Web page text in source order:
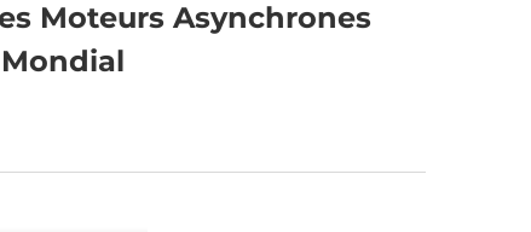
Moteurs Asynchrones